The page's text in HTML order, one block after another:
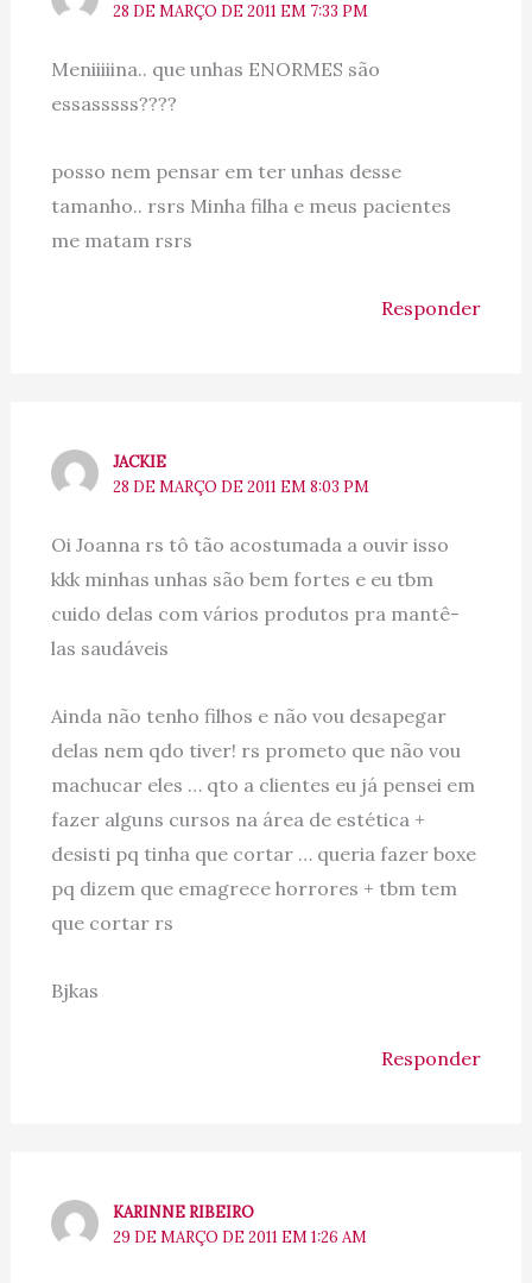
28 DE MARÇO DE 2011 EM 7:33 PM
Meniiiiina.. que unhas ENORMES são
essasssss????
posso nem pensar em ter unhas desse
tamanho.. rsrs Minha filha e meus pacientes
me matam rsrs
Responder
JACKIE
28 DE MARÇO DE 2011 EM 8:03 PM
Oi Joanna rs tô tão acostumada a ouvir isso
kkk minhas unhas são bem fortes e eu tbm
cuido delas com vários produtos pra mantê-
las saudáveis
Ainda não tenho filhos e não vou desapegar
delas nem qdo tiver! rs prometo que não vou
machucar eles … qto a clientes eu já pensei em
fazer alguns cursos na área de estética +
desisti pq tinha que cortar … queria fazer boxe
pq dizem que emagrece horrores + tbm tem
que cortar rs
Bjkas
Responder
KARINNE RIBEIRO
29 DE MARÇO DE 2011 EM 1:26 AM